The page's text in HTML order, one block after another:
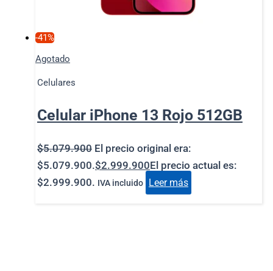
-41%
Agotado
Celulares
Celular iPhone 13 Rojo 512GB
$5.079.900 El precio original era:
$5.079.900.$2.999.900El precio actual es:
$2.999.900. IVA incluido Leer más